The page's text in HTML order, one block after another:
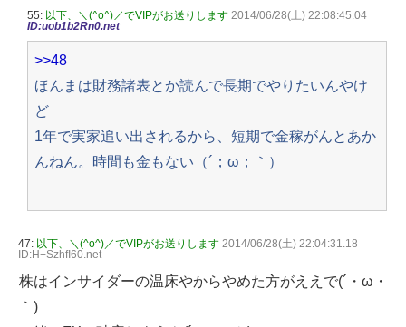
55: 以下、＼(^o^)／でVIPがお送りします 2014/06/28(土) 22:08:45.04
ID:uob1b2Rn0.net
>>48
ほんまは財務諸表とか読んで長期でやりたいんやけ
ど
1年で実家追い出されるから、短期で金稼がんとあか
んねん。時間も金もない（´；ω；｀）
47: 以下、＼(^o^)／でVIPがお送りします 2014/06/28(土) 22:04:31.18
ID:H+SzhfI60.net
株はインサイダーの温床やからやめた方がええで(´・ω・
｀)